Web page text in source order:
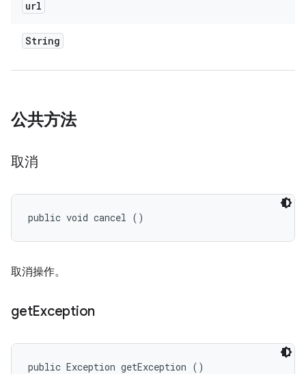
url
String
公共方法
取消
public void cancel ()
取消操作。
getException
public Exception getException ()